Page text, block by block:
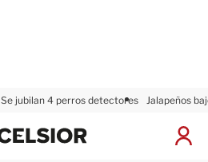
Se jubilan 4 perros detectores Jalapeños
I
x